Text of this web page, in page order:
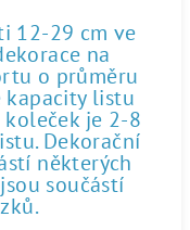
12-29 cm ve
na
o průměru
kapacity listu
je 2-8
Dekorační
některých
součástí